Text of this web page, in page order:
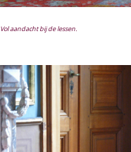
Vol aandacht bij de lessen.